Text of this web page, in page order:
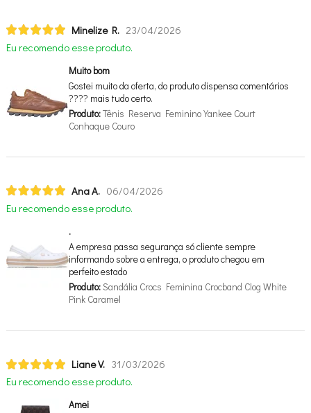
Minelize R. 23/04/2026
Eu recomendo esse produto.
Muito bom
Gostei muito da oferta, do produto dispensa comentários
???? mais tudo certo.
Produto:Tênis Reserva Feminino Yankee Court
Conhaque Couro
Ana A. 06/04/2026
Eu recomendo esse produto.
.
A empresa passa segurança só cliente sempre
informando sobre a entrega, o produto chegou em
perfeito estado
Produto:Sandália Crocs Feminina Crocband Clog White
Pink Caramel
Liane V. 31/03/2026
Eu recomendo esse produto.
Amei